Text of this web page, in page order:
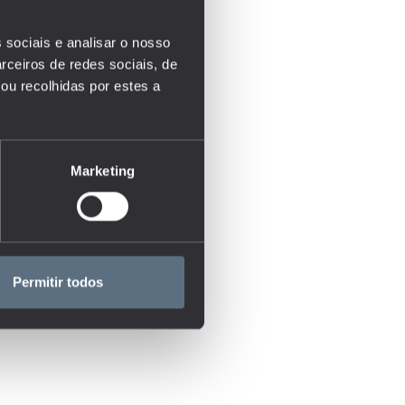
sociais e analisar o nosso
de redes sociais, de
recolhidas por estes a
Marketing
Permitir todos